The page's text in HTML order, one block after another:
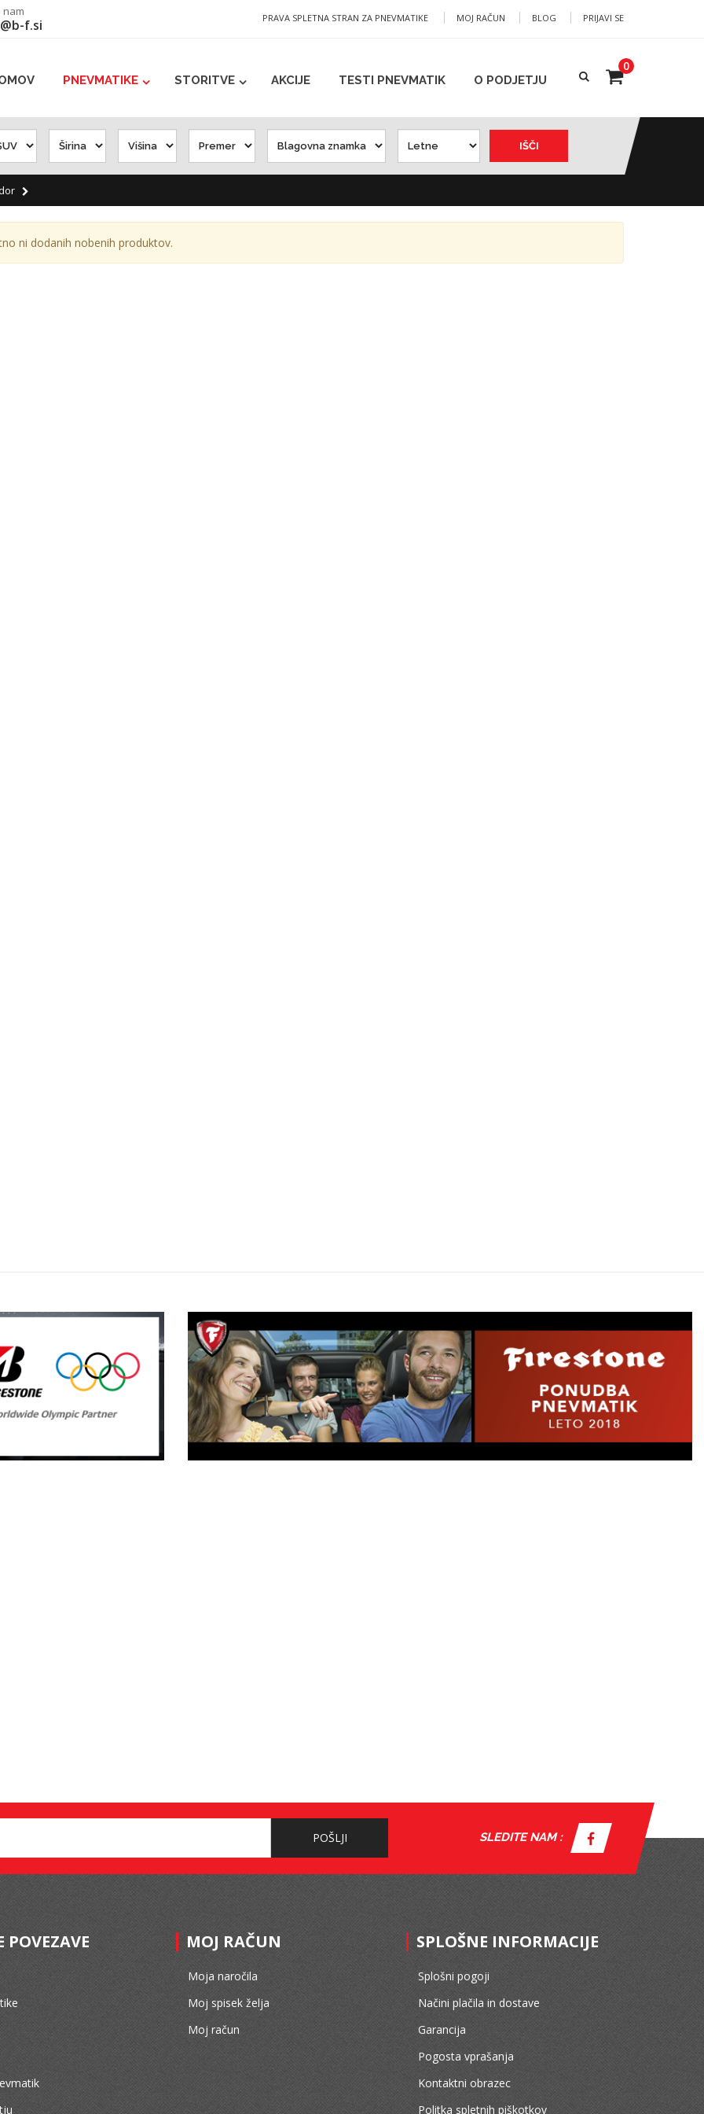
nam
f.si MOJ RAČUN BLOG PRIJAVI SE
PRAVA SPLETNA STRAN ZA PNEVMATIKE
0
PNEVMATIKE STORITVE AKCIJE TESTI PNEVMATIK O PODJETJU
IŠČI
ni dodanih nobenih produktov.
POŠLJI SLEDITE NAM :
POVEZAVE MOJ RAČUN
Moja naročila
Moj spisek želja
Moj račun
SPLOŠNE INFORMACIJE
Splošni pogoji
Načini plačila in dostave
Garancija
Pogosta vprašanja
Kontaktni obrazec
Politka spletnih piškotkov